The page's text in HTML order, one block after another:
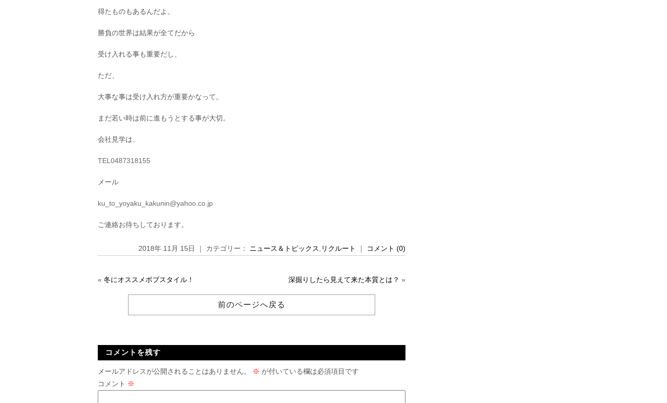
得たものもあるんだよ。
勝負の世界は結果が全てだから
受け入れる事も重要だし、
ただ、
大事な事は受け入れ方が重要かなって。
まだ若い時は前に進もうとする事が大切。
会社見学は、
TEL0487318155
メール
ku_to_yoyaku_kakunin@yahoo.co.jp
ご連絡お待ちしております。
2018年 11月 15日 ｜ カテゴリー： ニュース＆トピックス リクルート ｜ コメント (0)
« 冬にオススメボブスタイル！ 深掘りしたら見えて来た本質とは？ »
前のページへ戻る
コメントを残す
メールアドレスが公開されることはありません。 ※ が付いている欄は必須項目です
コメント ※